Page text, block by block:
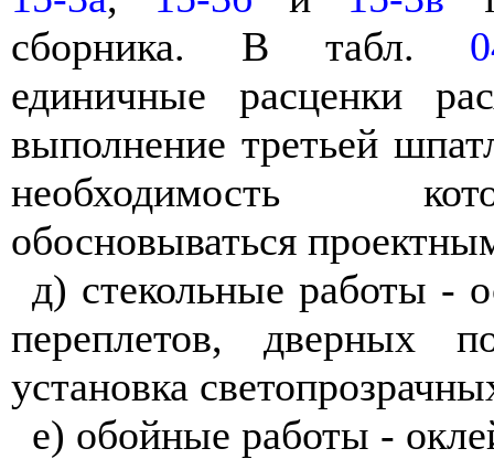
сборника. В табл.
единичные расценки
выполнение третьей
необходимость
обосновываться
д) стекольные работы -
переплетов, дверных
установка
е) обойные работы -